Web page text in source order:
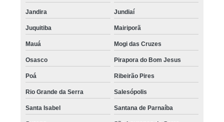
micropigmentação capilar fio a fio agendar ABC Paulista
micropigmentação de cabelo 3d Luz
micropigmentação cabelo feminino agendar Jaguaré
micropigmentação capilar realista agendar Parque do Carmo
Jandira Jundiaí
Juquitiba Mairiporã
Mauá Mogi das Cruzes
Osasco Pirapora do Bom Jesus
Poá Ribeirão Pires
Rio Grande da Serra Salesópolis
Santa Isabel Santana de Parnaíba